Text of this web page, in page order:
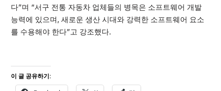
다”며 “서구 전통 자동차 업체들의 병목은 소프트웨어 개발
능력에 있으며, 새로운 생산 시대와 강력한 소프트웨어 요소
를 수용해야 한다”고 강조했다.
이 글 공유하기: